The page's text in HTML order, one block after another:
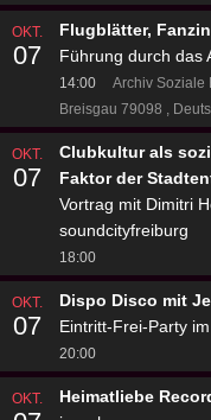
OKT.
07
Flugblätter,
Führung durch das
14:00 Archiv Soziale
Breisgau 79098
OKT.
07
Clubkultur als
Faktor der
Vortrag mit Dimitri
soundcityfreiburg
18:00
OKT.
07
Dispo Disco mit
Eintritt-Frei-Party
20:00
OKT.
Heimatliebe